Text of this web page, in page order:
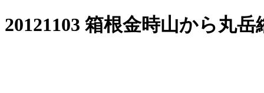
20121103 箱根金時山から丸岳